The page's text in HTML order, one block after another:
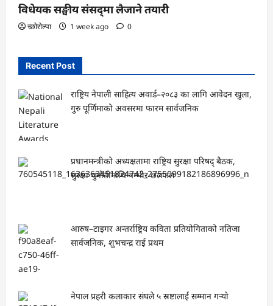
विधेयक सङ्घीय संसद्‌मा लैजाने तयारी
च्छोरोल्पा 1 week ago 0
Recent Post
राष्ट्रिय नेपाली साहित्य अवार्ड–२०८३ का लागि आवेदन खुला,
गुरु पूर्णिमाको अवसरमा फारम सार्वजनिक
प्रधानमन्त्रीको अध्यक्षतामा राष्ट्रिय सुरक्षा परिषद् बैठक,
सुरक्षा चुनौतीमाथि गम्भीर छलफल
आरुष–टाइगर अन्तर्राष्ट्रिय कविता प्रतियोगिताको नतिजा
सार्वजनिक, शुभचन्द्र राई प्रथम
नेपाल प्रहरी कलाकार संघले ५ स्रष्टालाई सम्मान गर्‍यो